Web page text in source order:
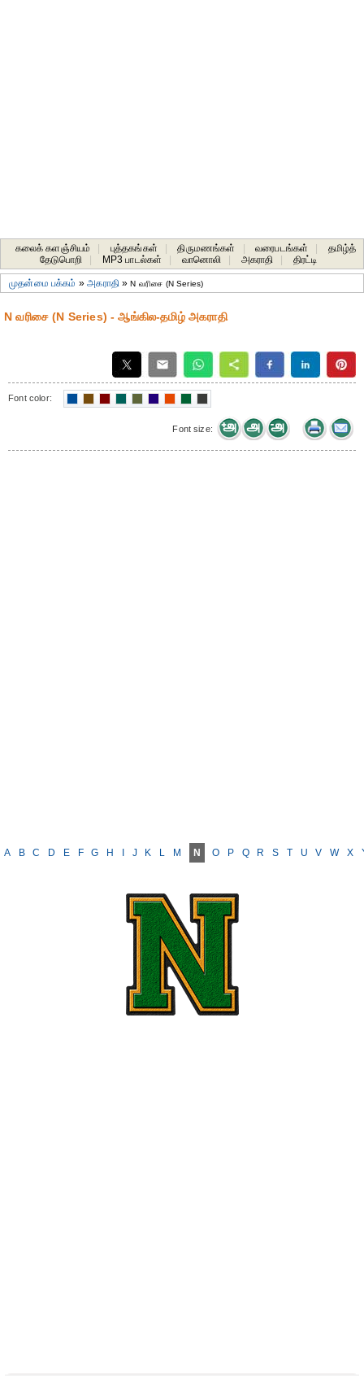
கலைக் களஞ்சியம் புத்தகங்கள் திருமணங்கள் வரைபடங்கள்
தமிழ்த்
தேடுபொறி
MP3 பாடல்கள் வானொலி அகராதி திரட்டி
முதன்மை பக்கம் »அகராதி»N வரிசை (N Series)
N வரிசை (N Series) - ஆங்கில-தமிழ் அகராதி
Font color:
Font size:
A B C D E F G H J K L M N O P Q R S T U V W X